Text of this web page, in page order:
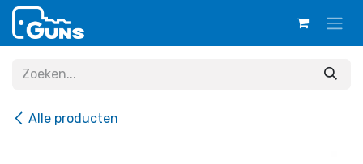
Overslaan naar inhoud
Alle producten